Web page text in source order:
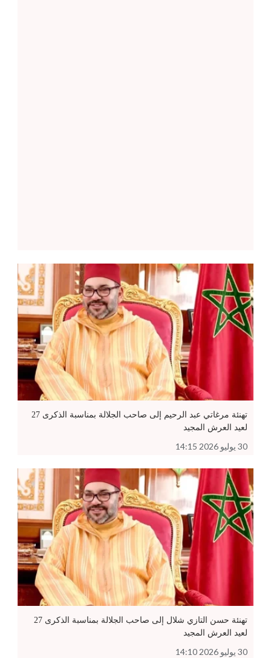
تهنئة مرغاتي عبد الرحيم إلى صاحب الجلالة بمناسبة الذكرى 27
لعيد العرش المجيد
30 يوليو 2026 14:15
تهنئة حسن التازي شلال إلى صاحب الجلالة بمناسبة الذكرى 27
لعيد العرش المجيد
30 يوليو 2026 14:10